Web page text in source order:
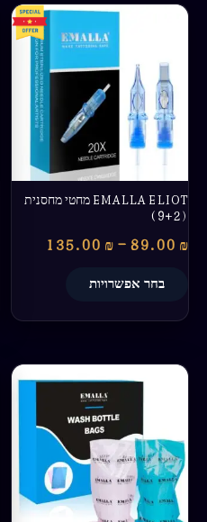
EMALLA ELIOT מחטי מחסנית
(9+2)
89.00 ₪
–
135.00 ₪
טווח
מחירים:
עד
בחר אפשרויות
למוצר
זה
יש
מספר
סוגים.
לבחור
האפשרויות
מספר
סוגים.
ניתן
לבחור
את